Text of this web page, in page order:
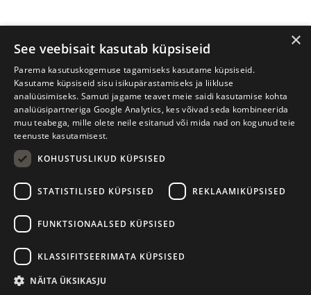
Prima Vista kirjandusfestival
+372 56906836
Kodulehe tegemine - AMA
×
See veebisait kasutab küpsiseid
Parema kasutuskogemuse tagamiseks kasutame küpsiseid.
Kasutame küpsiseid sisu isikupärastamiseks ja liikluse
analüüsimiseks. Samuti jagame teavet meie saidi kasutamise kohta
analüüsipartneriga Google Analytics, kes võivad seda kombineerida
muu teabega, mille olete neile esitanud või mida nad on kogunud teie
teenuste kasutamisest.
KOHUSTUSLIKUD KÜPSISED
STATISTILISED KÜPSISED REKLAAMIKÜPSISED
FUNKTSIONAALSED KÜPSISED
KLASSIFITSEERIMATA KÜPSISED
NÄITA ÜKSIKASJU